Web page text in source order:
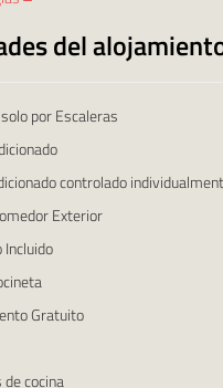
del
por Escaleras
controlado
Exterior
Incluido
Gratuito
cocina